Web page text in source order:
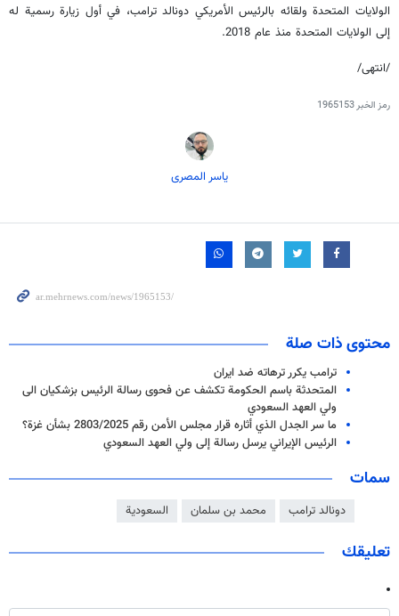
الولايات المتحدة ولقائه بالرئيس الأمريكي دونالد ترامب، في أول زيارة رسمية له
إلى الولايات المتحدة منذ عام 2018.
/انتهى/
رمز الخبر1965153
یاسر المصری
محتوى ذات صلة
ترامب يكرر ترهاته ضد ايران
المتحدثة باسم الحكومة تكشف عن فحوى رسالة الرئيس بزشكيان الى
ولي العهد السعودي
ما سر الجدل الذي أثاره قرار مجلس الأمن رقم 2803/2025 بشأن غزة؟
الرئيس الإيراني يرسل رسالة إلى ولي العهد السعودي
سمات
دونالد ترامب محمد بن سلمان السعودية
تعليقك